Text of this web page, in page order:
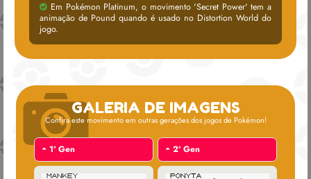
Em Pokémon Platinum, o movimento 'Secret Power' tem a
animação de Pound quando é usado no Distortion World do
jogo.
GALERIA DE IMAGENS
Confira este movimento em outras gerações dos jogos de Pokémon!
◓ 1ª Gen ◓ 2ª Gen